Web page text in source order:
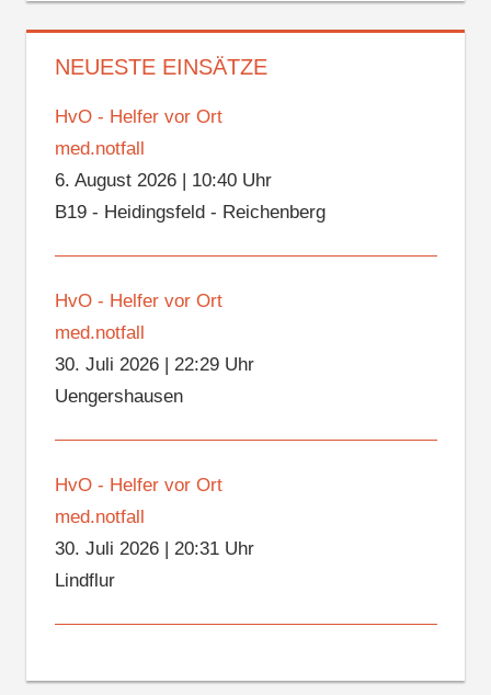
NEUESTE EINSÄTZE
HvO - Helfer vor Ort
med.notfall
6. August 2026| 10:40 Uhr
B19 - Heidingsfeld - Reichenberg
HvO - Helfer vor Ort
med.notfall
30. Juli 2026| 22:29 Uhr
Uengershausen
HvO - Helfer vor Ort
med.notfall
30. Juli 2026| 20:31 Uhr
Lindflur